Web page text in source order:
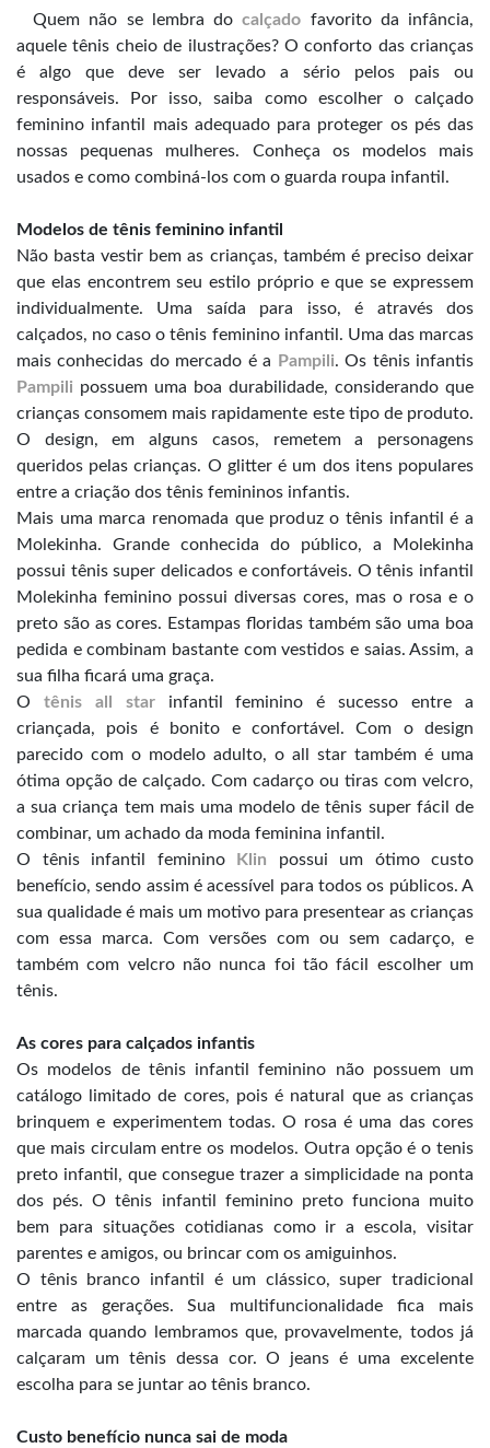
Quem não se lembra docalçado favorito da infância,
aquele tênis cheio de ilustrações? O conforto das crianças
é algo que deve ser levado a sério pelos pais ou
responsáveis. Por isso, saiba como escolher o calçado
feminino infantil mais adequado para proteger os pés das
nossas pequenas mulheres. Conheça os modelos mais
usados e como combiná-los com o guarda roupa infantil.
Modelos de tênis feminino infantil
Não basta vestir bem as crianças, também é preciso deixar
que elas encontrem seu estilo próprio e que se expressem
individualmente. Uma saída para isso, é através dos
calçados, no caso o tênis feminino infantil. Uma das marcas
mais conhecidas do mercado é a
Pampili. Os tênis infantis
Pampili possuem uma boa durabilidade, considerando que
crianças consomem mais rapidamente este tipo de produto.
O design, em alguns casos, remetem a personagens
queridos pelas crianças. O glitter é um dos itens populares
entre a criação dos tênis femininos infantis.
Mais uma marca renomada que produz o tênis infantil é a
Molekinha. Grande conhecida do público, a Molekinha
possui tênis super delicados e confortáveis. O tênis infantil
Molekinha feminino possui diversas cores, mas o rosa e o
preto são as cores. Estampas floridas também são uma boa
pedida e combinam bastante com vestidos e saias. Assim, a
sua filha ficará uma graça.
O tênis all starinfantil feminino é sucesso entre a
criançada, pois é bonito e confortável. Com o design
parecido com o modelo adulto, o all star também é uma
ótima opção de calçado. Com cadarço ou tiras com velcro,
a sua criança tem mais uma modelo de tênis super fácil de
combinar, um achado da moda feminina infantil.
O tênis infantil feminino
Klin possui um ótimo custo
benefício, sendo assim é acessível para todos os públicos. A
sua qualidade é mais um motivo para presentear as crianças
com essa marca. Com versões com ou sem cadarço, e
também com velcro não nunca foi tão fácil escolher um
tênis.
As cores para calçados infantis
Os modelos de tênis infantil feminino não possuem um
catálogo limitado de cores, pois é natural que as crianças
brinquem e experimentem todas. O rosa é uma das cores
que mais circulam entre os modelos. Outra opção é o tenis
preto infantil, que consegue trazer a simplicidade na ponta
dos pés. O tênis infantil feminino preto funciona muito
bem para situações cotidianas como ir a escola, visitar
parentes e amigos, ou brincar com os amiguinhos.
O tênis branco infantil é um clássico, super tradicional
entre as gerações. Sua multifuncionalidade fica mais
marcada quando lembramos que, provavelmente, todos já
calçaram um tênis dessa cor. O jeans é uma excelente
escolha para se juntar ao tênis branco.
Custo benefício nunca sai de moda